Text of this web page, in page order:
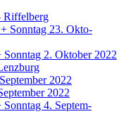
Riffelberg
Sonn­tag 23. Okto­
2. Okto­ber 2022
2022
2022
Sonn­tag 4. Sep­tem­